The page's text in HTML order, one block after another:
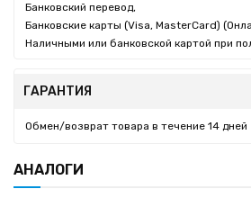
Банковский перевод,
Банковские карты (Visa, MasterCard)
Наличными или банковской картой при
ГАРАНТИЯ
Обмен/возврат товара в течение 14 дней
АНАЛОГИ